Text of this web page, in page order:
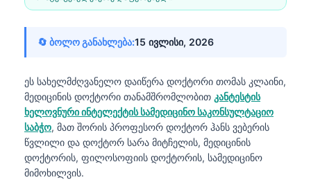
🔄 ბოლო განახლება:15 ივლისი, 2026
ეს სახელმძღვანელო დაიწერა დოქტორი თომას კლაინი,
მედიცინის დოქტორი თანამშრომლობით კანტესტის
ხელოვნური ინტელექტის სამედიცინო საკონსულტაციო
საბჭო, მათ შორის პროფესორ დოქტორ ჰანს ვებერის
წვლილი და დოქტორ სარა მიტჩელის, მედიცინის
დოქტორის, ფილოსოფიის დოქტორის, სამედიცინო
მიმოხილვის.